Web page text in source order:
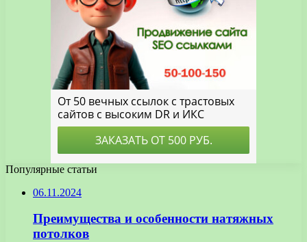
Популярные статьи
06.11.2024
Преимущества и особенности натяжных
потолков